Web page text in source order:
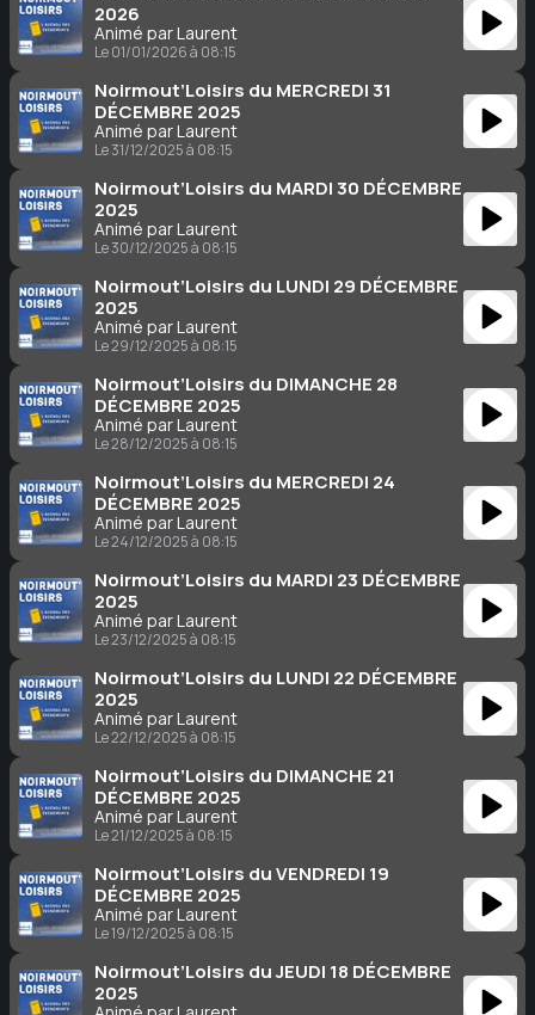
2026
Animé par Laurent
Le 01/01/2026 à 08:15
Noirmout’Loisirs du MERCREDI 31
DÉCEMBRE 2025
Animé par Laurent
Le 31/12/2025 à 08:15
Noirmout’Loisirs du MARDI 30 DÉCEMBRE
2025
Animé par Laurent
Le 30/12/2025 à 08:15
Noirmout’Loisirs du LUNDI 29 DÉCEMBRE
2025
Animé par Laurent
Le 29/12/2025 à 08:15
Noirmout’Loisirs du DIMANCHE 28
DÉCEMBRE 2025
Animé par Laurent
Le 28/12/2025 à 08:15
Noirmout’Loisirs du MERCREDI 24
DÉCEMBRE 2025
Animé par Laurent
Le 24/12/2025 à 08:15
Noirmout’Loisirs du MARDI 23 DÉCEMBRE
2025
Animé par Laurent
Le 23/12/2025 à 08:15
Noirmout’Loisirs du LUNDI 22 DÉCEMBRE
2025
Animé par Laurent
Le 22/12/2025 à 08:15
Noirmout’Loisirs du DIMANCHE 21
DÉCEMBRE 2025
Animé par Laurent
Le 21/12/2025 à 08:15
Noirmout’Loisirs du VENDREDI 19
DÉCEMBRE 2025
Animé par Laurent
Le 19/12/2025 à 08:15
Noirmout’Loisirs du JEUDI 18 DÉCEMBRE
2025